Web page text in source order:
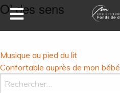
DEVENEZ MÉCÈNES
NOS PROJETS
ILS NOUS SOUTIENNENT
O’ des sens
Navigation
de
l’article
Musique au pied du lit
Confortable auprès de mon bébé
Rechercher :